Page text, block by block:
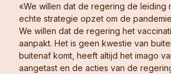
«We willen dat de regering de leiding
echte strategie opzet om de
We willen dat de regering het
aanpakt. Het is geen kwestie van
buitenaf komt, heeft altijd het imago
aangetast en de acties van de